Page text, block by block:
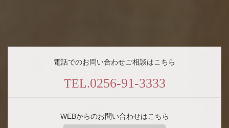
電話でのお問い合わせご相談はこちら
TEL.0256-91-3333
WEBからのお問い合わせはこちら